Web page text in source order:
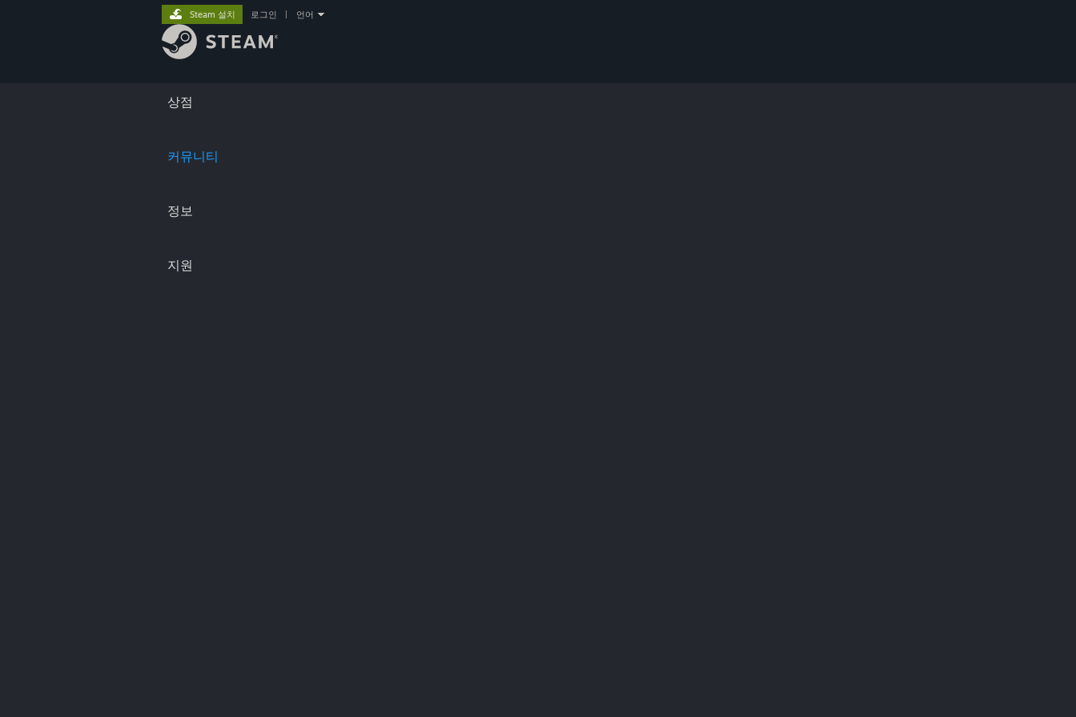
상점
커뮤니티
정보
지원
Steam 설치 로그인 언어